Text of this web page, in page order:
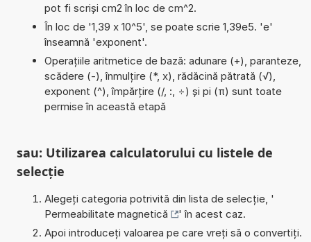
pot fi scriși cm2 în loc de cm^2.
În loc de '1,39 x 10^5', se poate scrie 1,39e5. 'e'
înseamnă 'exponent'.
Operațiile aritmetice de bază: adunare (+), paranteze,
scădere (-), înmulțire (*, x), rădăcină pătrată (√),
exponent (^), împărțire (/, :, ÷) și pi (π) sunt toate
permise în această etapă
sau: Utilizarea calculatorului cu listele de
selecție
Alegeți categoria potrivită din lista de selecție, '
Permeabilitate magnetică
' în acest caz.
Apoi introduceți valoarea pe care vreți să o convertiți.